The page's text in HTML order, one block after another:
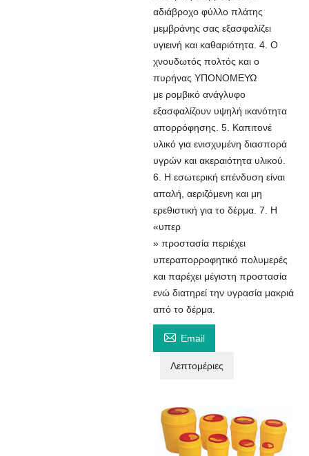
αδιάβροχο φύλλο πλάτης
μεμβράνης σας εξασφαλίζει
υγιεινή και καθαριότητα. 4. Ο
χνουδωτός πολτός και ο
πυρήνας ΥΠΟΝΟΜΕΥΩ
με ρομβικό ανάγλυφο
εξασφαλίζουν υψηλή ικανότητα
απορρόφησης. 5. Καπιτονέ
υλικό για ενισχυμένη διασπορά
υγρών και ακεραιότητα υλικού.
6. Η εσωτερική επένδυση είναι
απαλή, αεριζόμενη και μη
ερεθιστική για το δέρμα. 7. Η
«υπερ
» προστασία περιέχει
υπεραπορροφητικό πολυμερές
και παρέχει μέγιστη προστασία
ενώ διατηρεί την υγρασία μακριά
από το δέρμα.
 Email
Λεπτομέριες